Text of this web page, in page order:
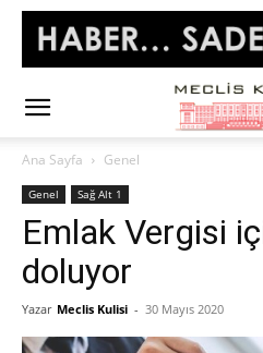
Ana Sayfa Genel
Genel Sağ Alt 1
Emlak Vergisi
doluyor
Yazar Meclis Kulisi - 30 Mayıs 2020